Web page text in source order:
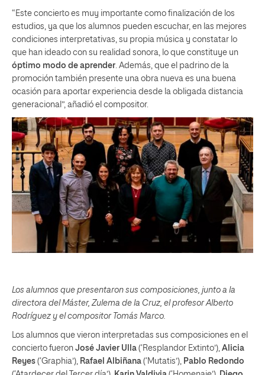
“Este concierto es muy importante como finalización de los
estudios, ya que los alumnos pueden escuchar, en las mejores
condiciones interpretativas, su propia música y constatar lo
que han ideado con su realidad sonora, lo que constituye un
óptimo modo de aprender . Además, que el padrino de la
promoción también presente una obra nueva es una buena
ocasión para aportar experiencia desde la obligada distancia
generacional”, añadió el compositor.
Los alumnos que presentaron sus composiciones, junto a la
directora del Máster, Zulema de la Cruz, el profesor Alberto
Rodríguez y el compositor Tomás Marco.
Los alumnos que vieron interpretadas sus composiciones en el
concierto fueron José Javier Ulla (‘Resplandor Extinto’), Alicia
Reyes (‘Graphia’), Rafael Albiñana (‘Mutatis’), Pablo Redondo